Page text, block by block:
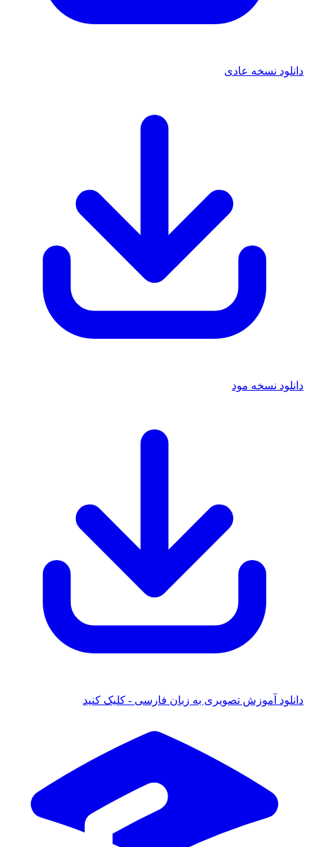
دانلود نسخه عادی
دانلود نسخه مود
دانلود آموزش تصویری به زبان فارسی - کلیک کنید